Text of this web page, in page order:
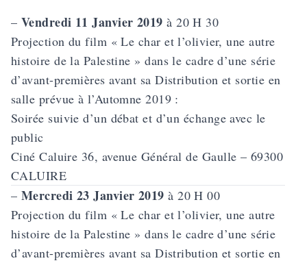
– Vendredi 11 Janvier 2019 à 20 H 30
Projection du film «Le char et l’olivier, une autre
histoire de la Palestine » dans le cadre d’une série
d’avant-premières avant sa Distribution et sortie en
salle prévue à l’Automne 2019 :
Soirée suivie d’un débat et d’un échange avec le
public
Ciné Caluire 36, avenue Général de Gaulle – 69300
CALUIRE
– Mercredi 23 Janvier 2019 à 20 H 00
Projection du film «Le char et l’olivier, une autre
histoire de la Palestine » dans le cadre d’une série
d’avant-premières avant sa Distribution et sortie en